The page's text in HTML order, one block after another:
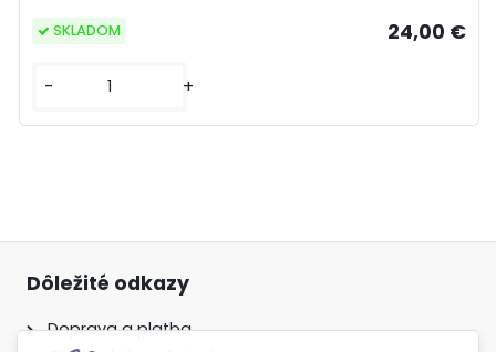
24,00 €
- +
SKLADOM
Dôležité odkazy
Doprava a platba